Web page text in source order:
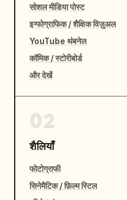
सोशल मीडिया पोस्ट
इन्फोग्राफिक / शैक्षिक विज़ुअल
YouTube थंबनेल
कॉमिक / स्टोरीबोर्ड
और देखें
शैलियाँ
फोटोग्राफी
सिनेमैटिक / फ़िल्म स्टिल